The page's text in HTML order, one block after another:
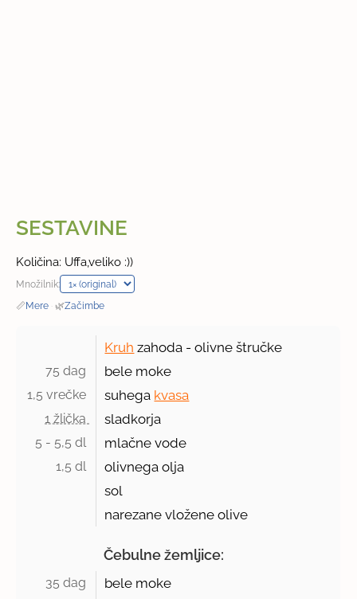
SESTAVINE
Količina: Uffa,veliko :))
Množilnik:
📏Mere · 🌿Začimbe
Kruh zahoda - olivne štručke
75 dag bele moke
1,5 vrečke suhega kvasa
1 žlička sladkorja
5 - 5,5 dl mlačne vode
1,5 dl
olivnega olja
sol
narezane vložene olive
Čebulne žemljice:
35 dag bele moke